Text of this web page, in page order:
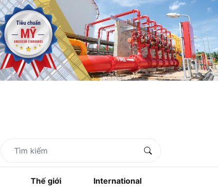
Thế giới International